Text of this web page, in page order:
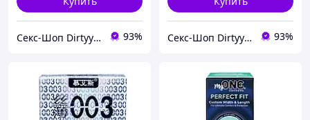
Секс-Шоп Dirtyyy - Включи любовь! 93% Секс-Шоп Dirtyyy - Включи любовь! 93%